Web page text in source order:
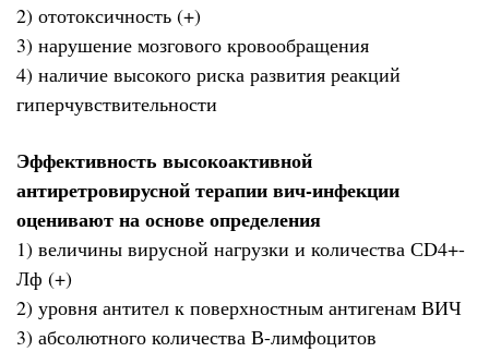
2) ототоксичность (+)
3) нарушение мозгового кровообращения
4) наличие высокого риска развития реакций
гиперчувствительности
Эффективность высокоактивной
антиретровирусной терапии вич-инфекции
оценивают на основе определения
1) величины вирусной нагрузки и количества СD4+-
Лф (+)
2) уровня антител к поверхностным антигенам ВИЧ
3) абсолютного количества В-лимфоцитов